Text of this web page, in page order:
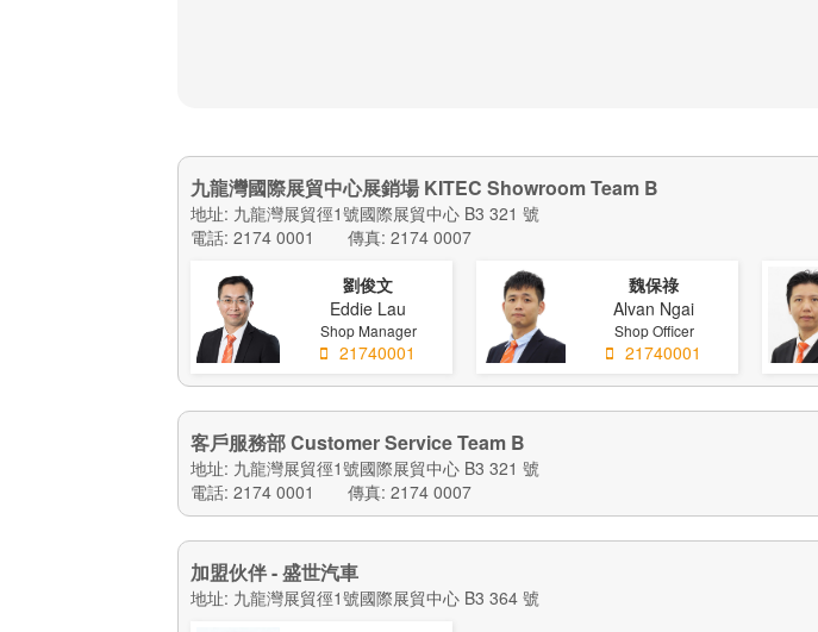
九龍灣國際展貿中心展銷場 KITEC Showroom Team B
地址: 九龍灣展貿徑1號國際展貿中心 B3 321 號
電話: 2174 0001
傳真: 2174 0007
劉俊文
Eddie Lau
Shop Manager
21740001
魏保祿
Alvan Ngai
Shop Officer
21740001
客戶服務部 Customer Service Team B
地址: 九龍灣展貿徑1號國際展貿中心 B3 321 號
電話: 2174 0001
傳真: 2174 0007
加盟伙伴 - 盛世汽車
地址: 九龍灣展貿徑1號國際展貿中心 B3 364 號